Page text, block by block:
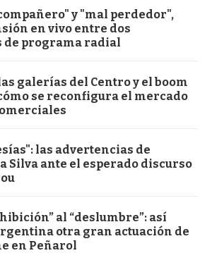
y "mal perdedor",
en vivo entre dos
de programa radial
galerías del Centro y el boom
se reconfigura el mercado
las advertencias de
Silva ante el esperado discurso
al “deslumbre”: así
otra gran actuación de
en Peñarol